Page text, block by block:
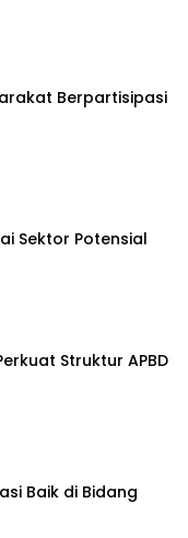
Berpartisipasi
Sektor Potensial
Struktur APBD
Baik di Bidang